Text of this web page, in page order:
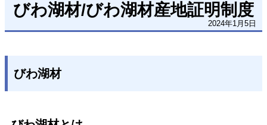
びわ湖材/びわ湖材産地証明制度
2024年1月5日
びわ湖材